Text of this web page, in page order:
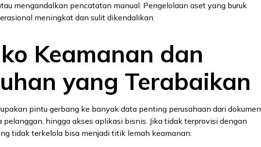
mengandalkan pencatatan manual. Pengelolaan aset yang buruk
meningkat dan sulit dikendalikan.
Keamanan dan
yang Terabaikan
pintu gerbang ke banyak data penting perusahaan dari dokumen
pelanggan, hingga akses aplikasi bisnis. Jika tidak terprovisi dengan
tidak terkelola bisa menjadi titik lemah keamanan: